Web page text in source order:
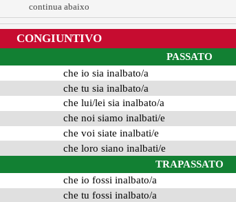
continua abaixo
CONGIUNTIVO
PASSATO
che io sia inalbato/a
che tu sia inalbato/a
che lui/lei sia inalbato/a
che noi siamo inalbati/e
che voi siate inalbati/e
che loro siano inalbati/e
TRAPASSATO
che io fossi inalbato/a
che tu fossi inalbato/a